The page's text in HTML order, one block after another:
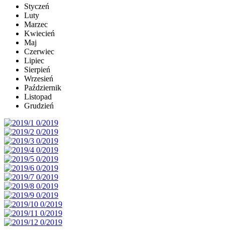
Styczeń
Luty
Marzec
Kwiecień
Maj
Czerwiec
Lipiec
Sierpień
Wrzesień
Październik
Listopad
Grudzień